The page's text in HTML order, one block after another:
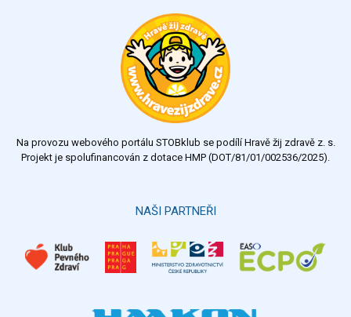
Výsledky Všechny ankety
Na provozu webového portálu STOBklub se podílí Hravě žij zdravě z. s.
Projekt je spolufinancován z dotace HMP (DOT/81/01/002536/2025).
NAŠI PARTNEŘI